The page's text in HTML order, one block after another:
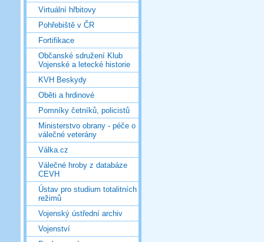
Virtuální hřbitovy
Pohřebiště v ČR
Fortifikace
Občanské sdružení Klub
Vojenské a letecké historie
KVH Beskydy
Oběti a hrdinové
Pomníky četníků, policistů
Ministerstvo obrany - péče o
válečné veterány
Válka.cz
Válečné hroby z databáze
CEVH
Ústav pro studium totalitních
režimů
Vojenský ústřední archiv
Vojenství